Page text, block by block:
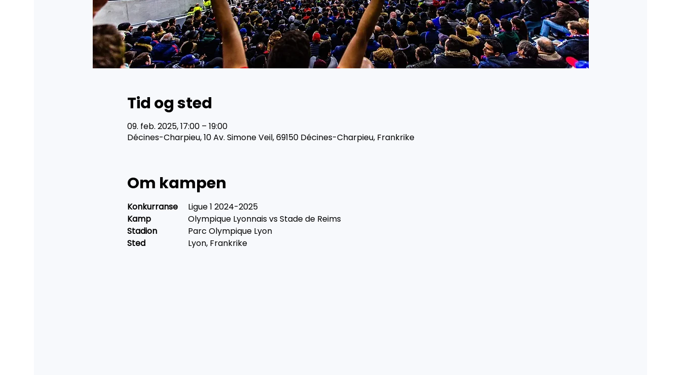
Tid og sted
09. feb. 2025, 17:00 – 19:00
Décines-Charpieu, 10 Av. Simone Veil, 69150 Décines-Charpieu, Frankrike
Om kampen
Konkurranse Ligue 1 2024-2025
Kamp Olympique Lyonnais vs Stade de Reims
Stadion Parc Olympique Lyon
Sted Lyon, Frankrike